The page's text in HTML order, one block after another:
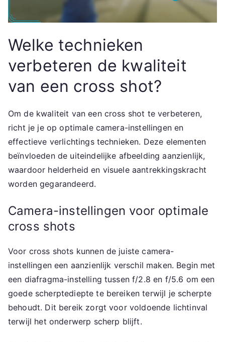
Welke technieken
verbeteren de kwaliteit
van een cross shot?
Om de kwaliteit van een cross shot te verbeteren,
richt je je op optimale camera-instellingen en
effectieve verlichtings technieken. Deze elementen
beïnvloeden de uiteindelijke afbeelding aanzienlijk,
waardoor helderheid en visuele aantrekkingskracht
worden gegarandeerd.
Camera-instellingen voor optimale
cross shots
Voor cross shots kunnen de juiste camera-
instellingen een aanzienlijk verschil maken. Begin met
een diafragma-instelling tussen f/2.8 en f/5.6 om een
goede scherptediepte te bereiken terwijl je scherpte
behoudt. Dit bereik zorgt voor voldoende lichtinval
terwijl het onderwerp scherp blijft.